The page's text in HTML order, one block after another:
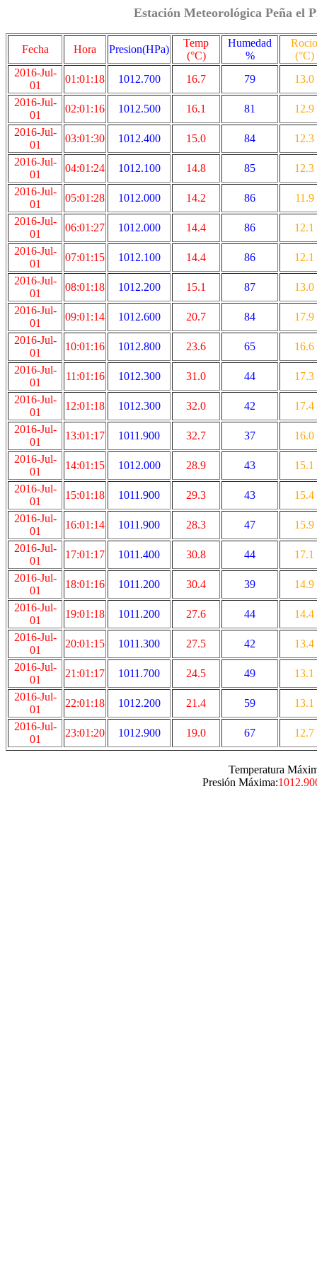
Estación Meteorológica Peña el
Fecha Hora Presion(HPa)
Temp
(°C)
Humedad
%
Rocio
(°C)
2016-Jul-
01
01:01:18 1012.700 16.7 79
13.0
2016-Jul-
01
02:01:16 1012.500 16.1 81
12.9
2016-Jul-
01
03:01:30 1012.400 15.0 84
12.3
2016-Jul-
01
04:01:24 1012.100 14.8 85
12.3
2016-Jul-
01
05:01:28 1012.000 14.2 86
11.9
2016-Jul-
01
06:01:27 1012.000 14.4 86
12.1
2016-Jul-
01
07:01:15 1012.100 14.4 86
12.1
2016-Jul-
01
08:01:18 1012.200 15.1 87
13.0
2016-Jul-
01
09:01:14 1012.600 20.7 84
17.9
2016-Jul-
01
10:01:16 1012.800 23.6 65
16.6
2016-Jul-
01
11:01:16 1012.300 31.0 44
17.3
2016-Jul-
01
12:01:18 1012.300 32.0 42
17.4
2016-Jul-
01
13:01:17 1011.900 32.7 37
16.0
2016-Jul-
01
14:01:15 1012.000 28.9 43
15.1
2016-Jul-
01
15:01:18 1011.900 29.3 43
15.4
2016-Jul-
01
16:01:14 1011.900 28.3 47
15.9
2016-Jul-
01
17:01:17 1011.400 30.8 44
17.1
2016-Jul-
01
18:01:16 1011.200 30.4 39
14.9
2016-Jul-
01
19:01:18 1011.200 27.6 44
14.4
2016-Jul-
01
20:01:15 1011.300 27.5 42
13.4
2016-Jul-
01
21:01:17 1011.700 24.5 49
13.1
2016-Jul-
01
22:01:18 1012.200 21.4 59
13.1
2016-Jul-
01
23:01:20 1012.900 19.0 67 12.7
Temperatura
Presión Máxima: